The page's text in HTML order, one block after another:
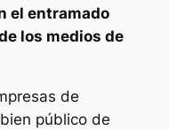
el entramado
los medios de
de
público de